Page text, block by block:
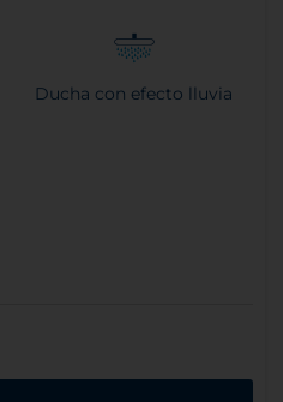
Ducha con efecto lluvia